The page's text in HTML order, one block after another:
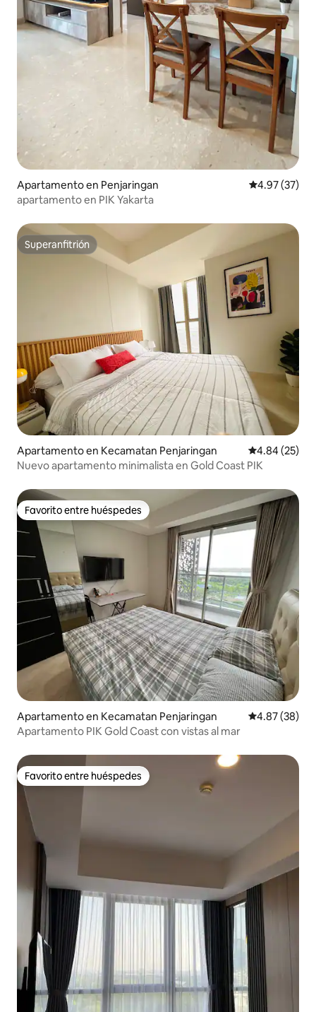
Apartamento en Penjaringan Calificación
4.97 (37)
apartamento en PIK Yakarta
Superanfitrión
Superanfitrión
Apartamento en Kecamatan Penjaringan Calificación
4.84 (25)
Nuevo apartamento minimalista en Gold Coast PIK
Favorito entre huéspedes
Favorito entre huéspedes
Apartamento en Kecamatan Penjaringan Calificación
4.87 (38)
Apartamento PIK Gold Coast con vistas al mar
Favorito entre huéspedes
Favorito entre huéspedes